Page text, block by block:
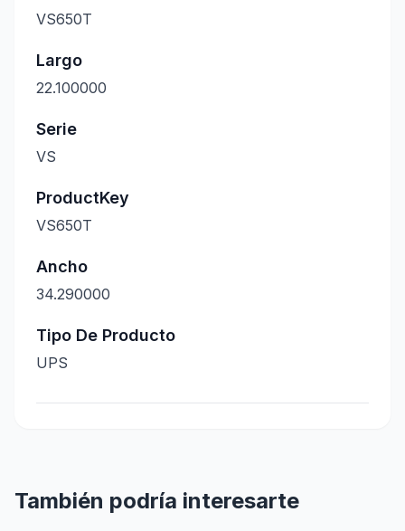
VS650T
Largo
22.100000
Serie
VS
ProductKey
VS650T
Ancho
34.290000
Tipo De Producto
UPS
También podría interesarte